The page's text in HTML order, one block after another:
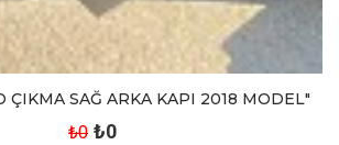
ÇIKMA SAĞ ARKA KAPI 2018 MODEL"
₺0 ₺0